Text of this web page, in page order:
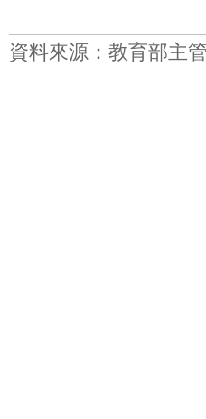
資料來源：教育部主